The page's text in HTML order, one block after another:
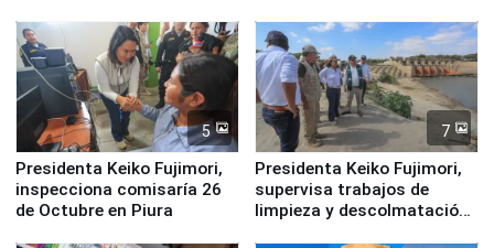
Derecho Colectivo"
5
Presidenta Keiko Fujimori,
inspecciona comisaría 26
de Octubre en Piura
7
Presidenta Keiko Fujimori,
supervisa trabajos de
limpieza y descolmatación